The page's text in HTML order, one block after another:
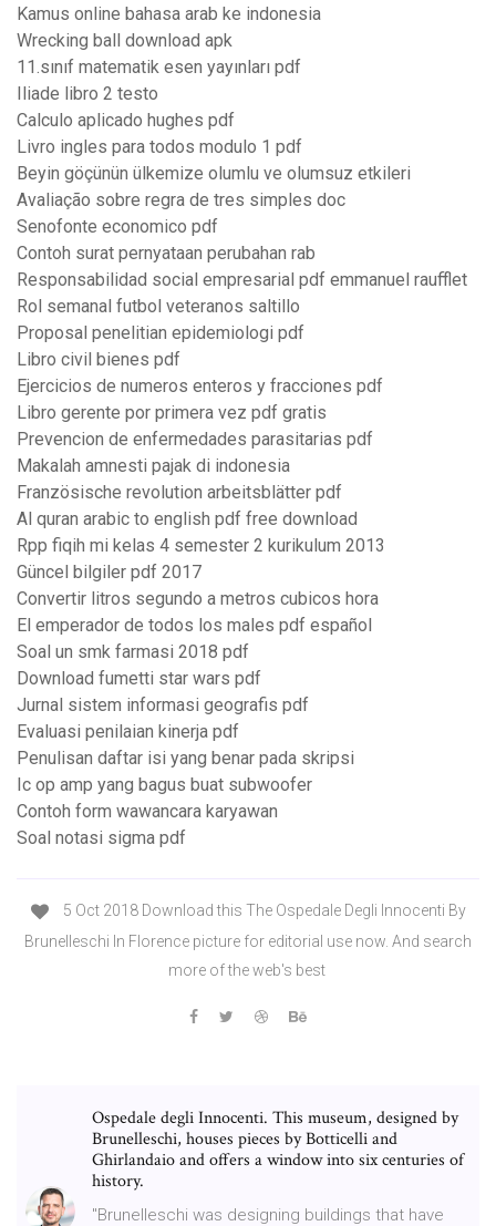
Kamus online bahasa arab ke indonesia
Wrecking ball download apk
11.sınıf matematik esen yayınları pdf
Iliade libro 2 testo
Calculo aplicado hughes pdf
Livro ingles para todos modulo 1 pdf
Beyin göçünün ülkemize olumlu ve olumsuz etkileri
Avaliação sobre regra de tres simples doc
Senofonte economico pdf
Contoh surat pernyataan perubahan rab
Responsabilidad social empresarial pdf emmanuel raufflet
Rol semanal futbol veteranos saltillo
Proposal penelitian epidemiologi pdf
Libro civil bienes pdf
Ejercicios de numeros enteros y fracciones pdf
Libro gerente por primera vez pdf gratis
Prevencion de enfermedades parasitarias pdf
Makalah amnesti pajak di indonesia
Französische revolution arbeitsblätter pdf
Al quran arabic to english pdf free download
Rpp fiqih mi kelas 4 semester 2 kurikulum 2013
Güncel bilgiler pdf 2017
Convertir litros segundo a metros cubicos hora
El emperador de todos los males pdf español
Soal un smk farmasi 2018 pdf
Download fumetti star wars pdf
Jurnal sistem informasi geografis pdf
Evaluasi penilaian kinerja pdf
Penulisan daftar isi yang benar pada skripsi
Ic op amp yang bagus buat subwoofer
Contoh form wawancara karyawan
Soal notasi sigma pdf
5 Oct 2018 Download this The Ospedale Degli Innocenti By
Brunelleschi In Florence picture for editorial use now. And search
more of the web's best
Ospedale degli Innocenti. This museum, designed by
Brunelleschi, houses pieces by Botticelli and
Ghirlandaio and offers a window into six centuries of
history.
"Brunelleschi was designing buildings that have